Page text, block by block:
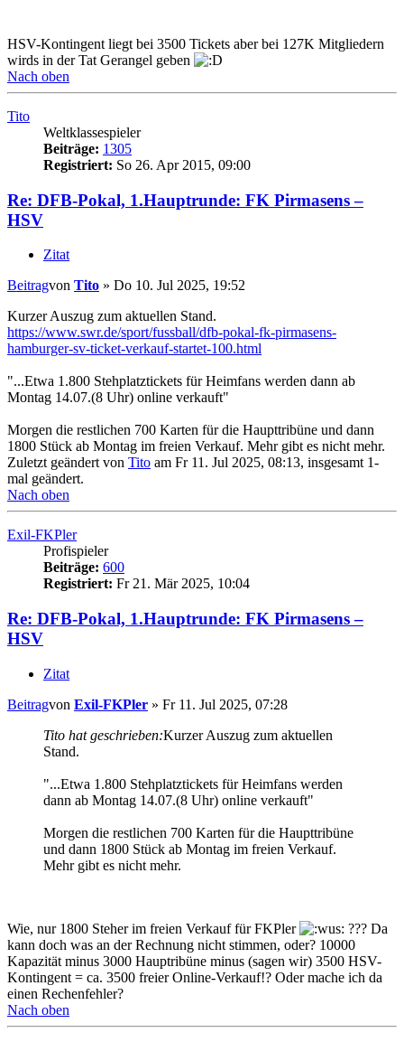
HSV-Kontingent liegt bei 3500 Tickets aber bei 127K Mitgliedern
wirds in der Tat Gerangel geben
Nach oben
Tito
Weltklassespieler
Beiträge: 1305
Registriert: So 26. Apr 2015, 09:00
Re: DFB-Pokal, 1.Hauptrunde: FK Pirmasens –
HSV
Zitat
Beitragvon Tito » Do 10. Jul 2025, 19:52
Kurzer Auszug zum aktuellen Stand.
https://www.swr.de/sport/fussball/dfb-pokal-fk-pirmasens-
hamburger-sv-ticket-verkauf-startet-100.html
"...Etwa 1.800 Stehplatztickets für Heimfans werden dann ab
Montag 14.07.(8 Uhr) online verkauft"
Morgen die restlichen 700 Karten für die Haupttribüne und dann
1800 Stück ab Montag im freien Verkauf. Mehr gibt es nicht mehr.
Zuletzt geändert von Tito am Fr 11. Jul 2025, 08:13, insgesamt 1-
mal geändert.
Nach oben
Exil-FKPler
Profispieler
Beiträge: 600
Registriert: Fr 21. Mär 2025, 10:04
Re: DFB-Pokal, 1.Hauptrunde: FK Pirmasens –
HSV
Zitat
Beitragvon Exil-FKPler » Fr 11. Jul 2025, 07:28
Tito hat geschrieben:Kurzer Auszug zum aktuellen
Stand.
"...Etwa 1.800 Stehplatztickets für Heimfans werden
dann ab Montag 14.07.(8 Uhr) online verkauft"
Morgen die restlichen 700 Karten für die Haupttribüne
und dann 1800 Stück ab Montag im freien Verkauf.
Mehr gibt es nicht mehr.
Wie, nur 1800 Steher im freien Verkauf für FKPler
??? Da
kann doch was an der Rechnung nicht stimmen, oder? 10000
Kapazität minus 3000 Hauptribüne minus (sagen wir) 3500 HSV-
Kontingent = ca. 3500 freier Online-Verkauf!? Oder mache ich da
einen Rechenfehler?
Nach oben